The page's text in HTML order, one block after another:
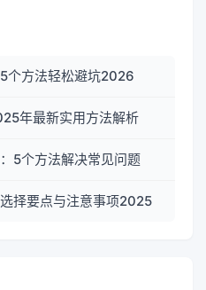
个方法轻松避坑2026
年最新实用方法解析
5个方法解决常见问题
择要点与注意事项2025